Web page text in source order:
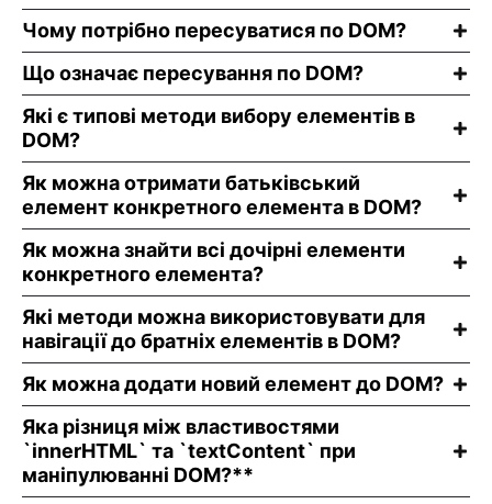
Чому потрібно пересуватися по DOM?
Що означає пересування по DOM?
Які є типові методи вибору елементів в
DOM?
Як можна отримати батьківський
елемент конкретного елемента в DOM?
Як можна знайти всі дочірні елементи
конкретного елемента?
Які методи можна використовувати для
навігації до братніх елементів в DOM?
Як можна додати новий елемент до DOM?
Яка різниця між властивостями
`innerHTML` та `textContent` при
маніпулюванні DOM?**